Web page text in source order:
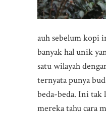
auh sebelum kopi
banyak hal unik
satu wilayah
ternyata punya
beda-beda. Ini tak
mereka tahu cara